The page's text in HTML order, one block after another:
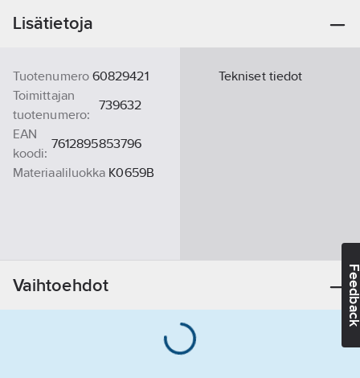
Lisätietoja
Tuotenumero 60829421
Toimittajan
tuotenumero:
739632
EAN
koodi:
7612895853796
Materiaaliluokka K0659B
Tekniset tiedot
Vaihtoehdot